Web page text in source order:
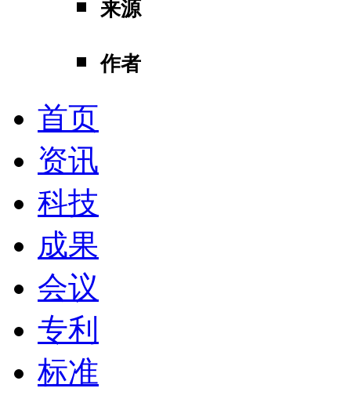
来源
作者
首页
资讯
科技
成果
会议
专利
标准